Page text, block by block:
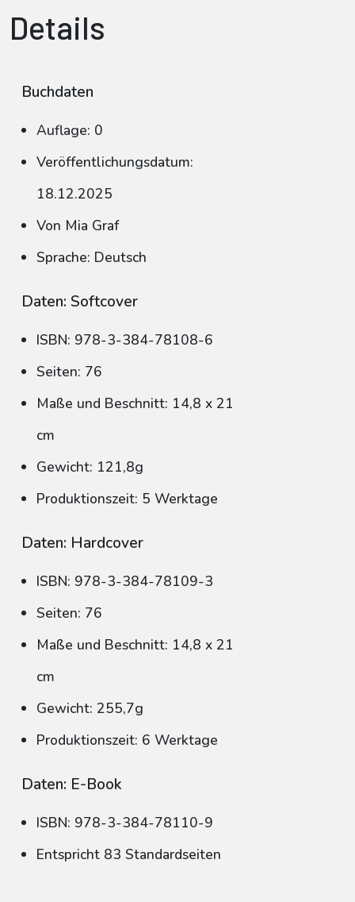
Details
Buchdaten
Auflage: 0
Veröffentlichungsdatum:
18.12.2025
Von Mia Graf
Sprache: Deutsch
Daten: Softcover
ISBN: 978-3-384-78108-6
Seiten: 76
Maße und Beschnitt: 14,8 x 21
cm
Gewicht: 121,8g
Produktionszeit: 5 Werktage
Daten: Hardcover
ISBN: 978-3-384-78109-3
Seiten: 76
Maße und Beschnitt: 14,8 x 21
cm
Gewicht: 255,7g
Produktionszeit: 6 Werktage
Daten: E-Book
ISBN: 978-3-384-78110-9
Entspricht 83 Standardseiten